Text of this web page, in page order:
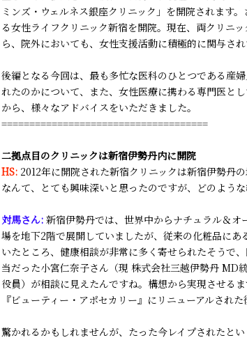
ミンズ・ウェルネス銀座クリニック」を開院されます
る女性ライフクリニック新宿を開院。現在、両クリニ
ら、院外においても、女性支援活動に積極的に関与され
後編となる今回は、最も多忙な医科のひとつである産
れたのかについて、また、女性医療に携わる専門医と
から、様々なアドバイスをいただきました。
=====================================
二拠点目のクリニックは新宿伊勢丹内に開院
HS: 2012年に開院された新宿クリニックは新宿伊勢丹
なんて、とても興味深いと思ったのですが、どのよう
対馬さん: 新宿伊勢丹では、世界中からナチュラル＆
場を地下2階で展開していましたが、従来の化粧品に
いたところ、健康相談が非常に多く寄せられたそうで
当だった小宮仁奈子さん（現 株式会社三越伊勢丹 MD
役員）が相談に見えたんですね。構想から実現させる
『ビューティー・アポセカリー』にリニューアルされた
驚かれるかもしれませんが、たった今レイプされたと